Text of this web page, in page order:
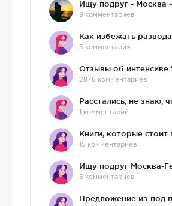
9 комментариев
Как избежать развода
3 комментария
2878 комментариев
1 комментарий
15 комментариев
5 комментариев